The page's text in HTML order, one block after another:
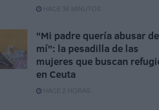
HACE 36 MINUTOS
"Mi padre quería abusar de
mí": la pesadilla de las
mujeres que buscan
en Ceuta
HACE 2 HORAS